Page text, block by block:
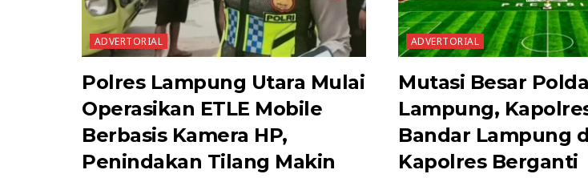
ADVERTORIAL
Polres Lampung Utara Mulai
Operasikan ETLE Mobile
Berbasis Kamera HP,
Penindakan Tilang Makin
ADVERTORIAL
Mutasi Besar Polda
Lampung,
Bandar Lampung
Kapolres Berganti